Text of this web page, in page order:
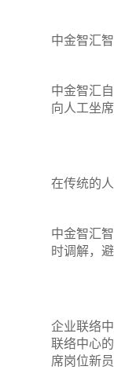
中金智汇
中金智汇
向人工坐
在传统的
中金智汇
时调解，
企业联络
联络中心
席岗位新